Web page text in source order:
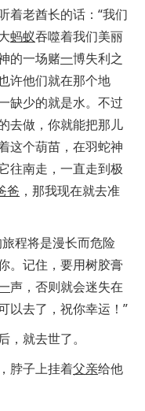
着老酋长的话：“我们
蚂蚁吞噬着我们美丽
的一场赌一博失利之
许他们就在那个地
缺少的就是水。不过
去做，你就能把那儿
这个葫苗，在羽蛇神
往南走，一直走到极
爸 ，那我现在就去准
程将是漫长而危险
。记住，要用树胶膏
声，否则就会迷失在
以去了，祝你幸运！”
就去世了。
脖子上挂着父亲给他